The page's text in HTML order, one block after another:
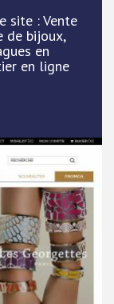
site : Vente
de bijoux,
en
en ligne